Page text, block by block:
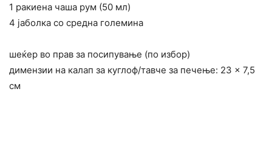
1 ракиена чаша рум (50 мл)
4 јаболка со средна големина
шеќер во прав за посипување (по избор)
димензии на калап за куглоф/тавче за печење: 23 × 7,5
см